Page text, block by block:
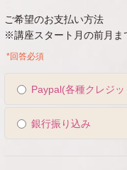
ご希望のお支払い方法
※講座スタート月の前月ま
*回答必須
Paypal(各種クレジ
銀行振り込み